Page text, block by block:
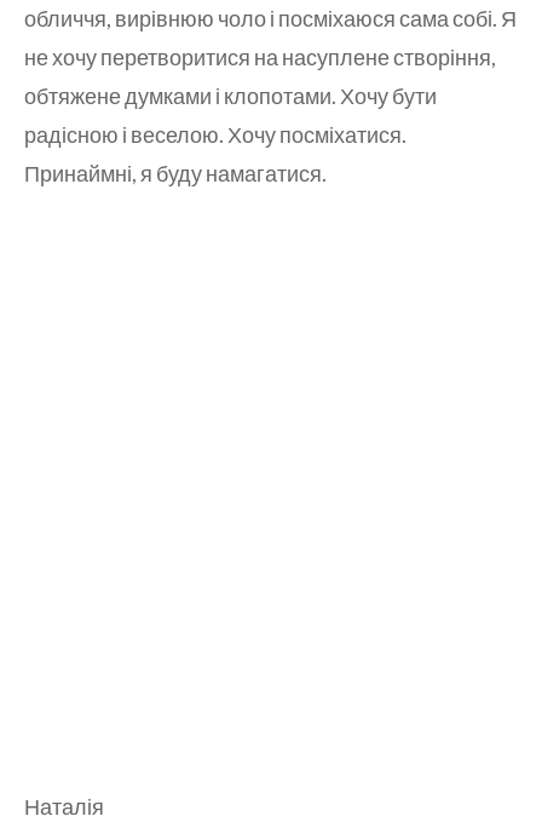
обличчя, вирівнюю чоло і посміхаюся сама собі. Я
не хочу перетворитися на насуплене створіння,
обтяжене думками і клопотами. Хочу бути
радісною і веселою. Хочу посміхатися.
Принаймні, я буду намагатися.
Наталія